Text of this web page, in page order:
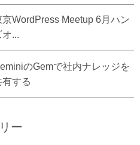
京WordPress Meetup 6月ハン
オ...
のGemで社内ナレッジを
有する
ー